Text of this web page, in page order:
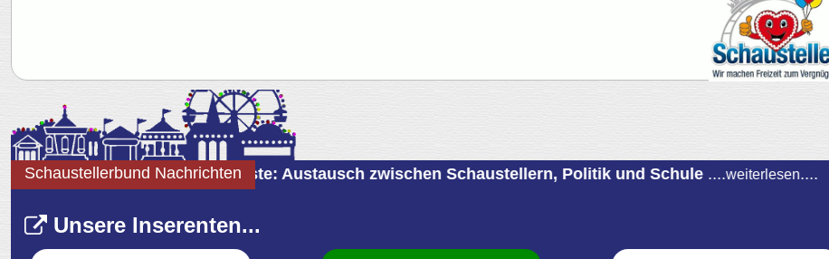
auf der Holstenköste: Austausch zwischen Schaustellern, Politik und Schule ....weiterlesen....+++
Schaustellerbund Nachrichten